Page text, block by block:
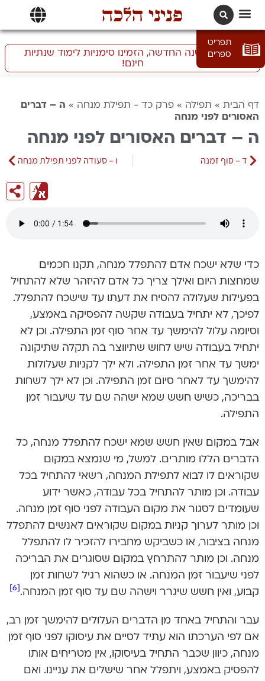
פניני הלכה
תפריט
ספרים
התכוננו לשנה החדשה, הזמינו סימניות לימוד שנתיות
חינם!
דף הבית » תפילה » פרק כד - תפילת מנחה » ה – דברים
האסורים לפני מנחה
ה – דברים האסורים לפני מנחה
ד – סוף זמנה ו – סעודה לפני תפילת מנחה
כדי שלא ישכח אדם להתפלל מנחה, תקנו חכמים
שמחצות היום ואילך צריך כל אדם להיזהר שלא להתחיל
בפעילות שעלולה להסיח את דעתו עד שישכח להתפלל.
לפיכך, לא יתחיל בעבודה שקשה להפסיקה באמצע,
וסיומה עלול להימשך עד אחר סוף זמן התפילה. וכן לא
יתחיל בעבודה שיש לחוש שתיווצר בה תקלה שתיקונה
ימשך עד אחר זמן התפילה. ולא ילך לקניות שעלולות
להימשך עד לאחר סיום זמן התפילה. וכן לא ילך לשחות
בבריכה, כשיש חשש שמא ישהה שם עד שיעבור זמן
התפילה.
אבל במקום שאין חשש שמא ישכח להתפלל מנחה, כל
הדברים הללו מותרים. למשל, מי שנמצא במקום
שקוראים לו לבוא לתפילת המנחה, רשאי להתחיל בכל
עבודה. וכן מותר להתחיל בכל עבודה, כאשר ידוע
שעומדים לסגור את מקום העבודה לפני סוף זמן מנחה.
וכן מותר לערוך קניות במקום שקוראים לאנשים להתפלל
מנחה בציבור, או כשביקש מחבירו להזכיר לו להתפלל
מנחה. וכן מותר להתרחץ במקום שסוגרים את הבריכה
לפני שיעבור זמן המנחה. או כשהוא רגיל לשחות זמן
קבוע, ואין חשש שיגרר וישהה שם עד סוף זמן המנחה.
עבר והתחיל באחד מן הדברים העלולים להימשך זמן רב,
אם לפי הערכתו הוא עתיד לסיים את עיסוקו לפני סוף זמן
מנחה, כיוון שכבר התחיל בעיסוקו, אין מטריחים אותו
להפסיק באמצע, ויתפלל אחר שישלים את עניינו. ואם